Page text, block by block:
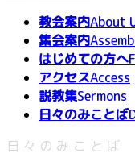
教会案内About
集会案内
はじめての方へ
アクセスAccess
説教集Sermons
日々のみことば
日々のみことば